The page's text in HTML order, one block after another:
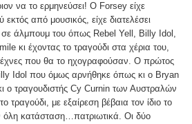
να το ερμηνεύσει! Ο Forsey είχε
από μουσικός, είχε διατελέσει
άλμπουμ του όπως Rebel Yell, Billy Idol,
κι έχοντας το τραγούδι στα χέρια του,
που θα το ηχογραφούσαν. Ο πρώτος
Idol που όμως αρνήθηκε όπως κι ο Bryan
ο τραγουδιστής Cy Curnin των Αυστραλών
τραγούδι, με εξαίρεση βέβαια τον ίδιο το
όλη κατάσταση…πατριωτικά. Οι δύο